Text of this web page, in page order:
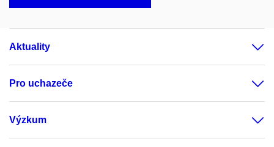
Aktuality
Pro uchazeče
Výzkum